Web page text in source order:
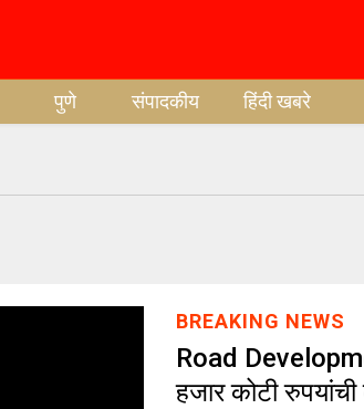
पुणे संपादकीय हिंदी खबरे
BREAKING NEWS
Road
हजार कोटी